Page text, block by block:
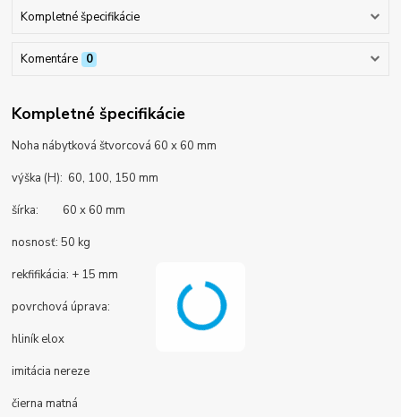
Kompletné špecifikácie
Komentáre 0
Kompletné špecifikácie
Noha nábytková štvorcová 60 x 60 mm
výška (H): 60, 100, 150 mm
šírka: 60 x 60 mm
nosnosť: 50 kg
rekfifikácia: + 15 mm
povrchová úprava:
hliník elox
imitácia nereze
čierna matná